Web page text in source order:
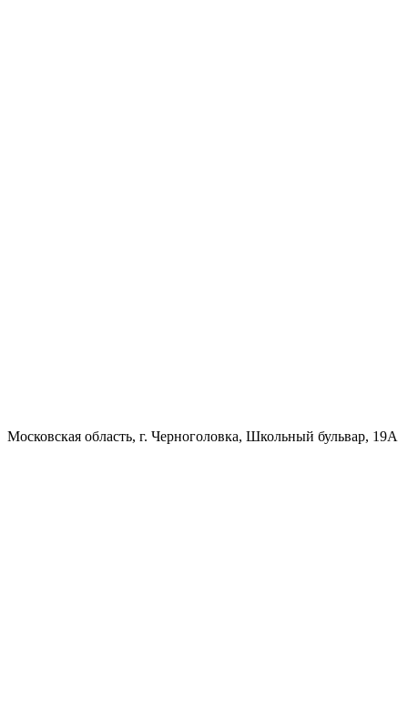
Московская область, г. Черноголовка, Школьный бульвар, 19А